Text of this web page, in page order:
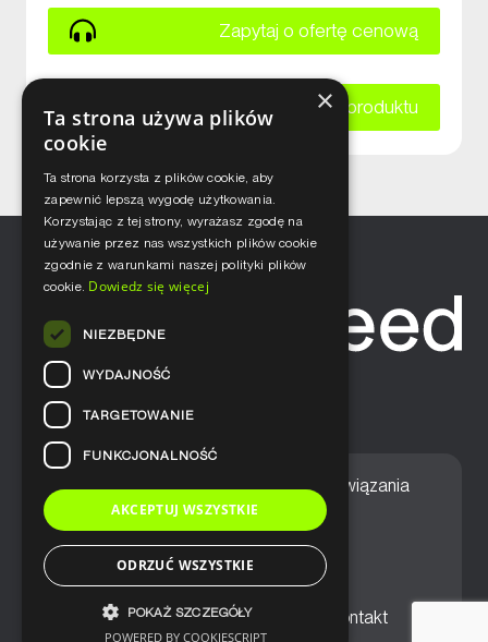
Zapytaj o ofertę cenową
Zapytaj o kartę katalogową produktu
Home Nasze podejście Rozwiązania
Usługi Aktualności
Ogólne warunki sprzedaży Kontakt
×
Ta strona używa plików
cookie
Ta strona korzysta z plików cookie, aby
zapewnić lepszą wygodę użytkowania.
Korzystając z tej strony, wyrażasz zgodę na
używanie przez nas wszystkich plików cookie
zgodnie z warunkami naszej polityki plików
cookie. Dowiedz się więcej
NIEZBĘDNE
WYDAJNOŚĆ
TARGETOWANIE
FUNKCJONALNOŚĆ
AKCEPTUJ WSZYSTKIE
ODRZUĆ WSZYSTKIE
POKAŻ SZCZEGÓŁY
POWERED BY COOKIESCRIPT